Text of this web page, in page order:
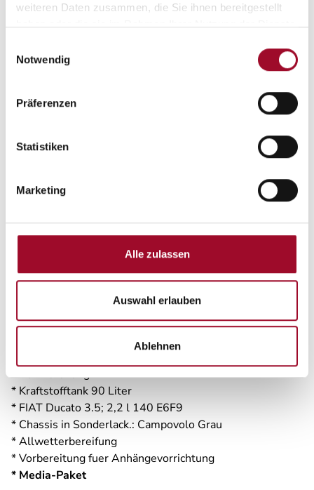
weiteren Daten zusammen, die Sie ihnen bereitgestellt
haben oder die sie im Rahmen Ihrer Nutzung der Dienste
Notwendig
Präferenzen
Statistiken
Marketing
Alle zulassen
Auswahl erlauben
Ablehnen
Beschreibung
NUR bis zum 15.08.2026
Garantieverlängerung auf 3 Jahre möglich.
* ASF Heck, mit Insekt. u. Verdklg
* ASF Heck, mit Insekt. u. Verdklg (links)
* Lenkrad und Schaltknauf in Lederausführung
* 16" Bereifung
* Kraftstofftank 90 Liter
* FIAT Ducato 3.5; 2,2 l 140 E6F9
* Chassis in Sonderlack.: Campovolo Grau
* Allwetterbereifung
* Vorbereitung fuer Anhängevorrichtung
* Media-Paket